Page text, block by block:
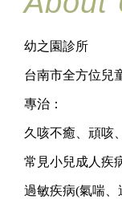
幼之園診所
台南市全方位兒
專治：
久咳不癒、頑咳
常見小兒成人疾
過敏疾病(氣喘